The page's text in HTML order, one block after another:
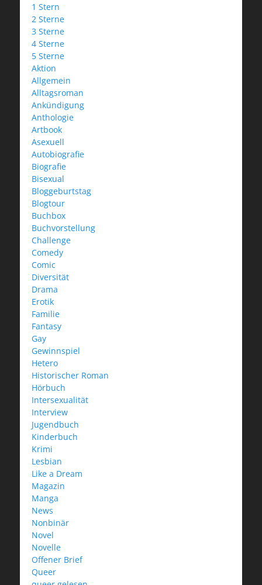
1 Stern
2 Sterne
3 Sterne
4 Sterne
5 Sterne
Aktion
Allgemein
Alltagsroman
Ankündigung
Anthologie
Artbook
Asexuell
Autobiografie
Biografie
Bisexual
Bloggeburtstag
Blogtour
Buchbox
Buchvorstellung
Challenge
Comedy
Comic
Diversität
Drama
Erotik
Familie
Fantasy
Gay
Gewinnspiel
Hetero
Historischer Roman
Hörbuch
Intersexualität
Interview
Jugendbuch
Kinderbuch
Krimi
Lesbian
Like a Dream
Magazin
Manga
News
Nonbinär
Novel
Novelle
Offener Brief
Queer